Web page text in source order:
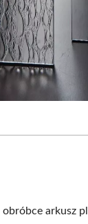
arkusz